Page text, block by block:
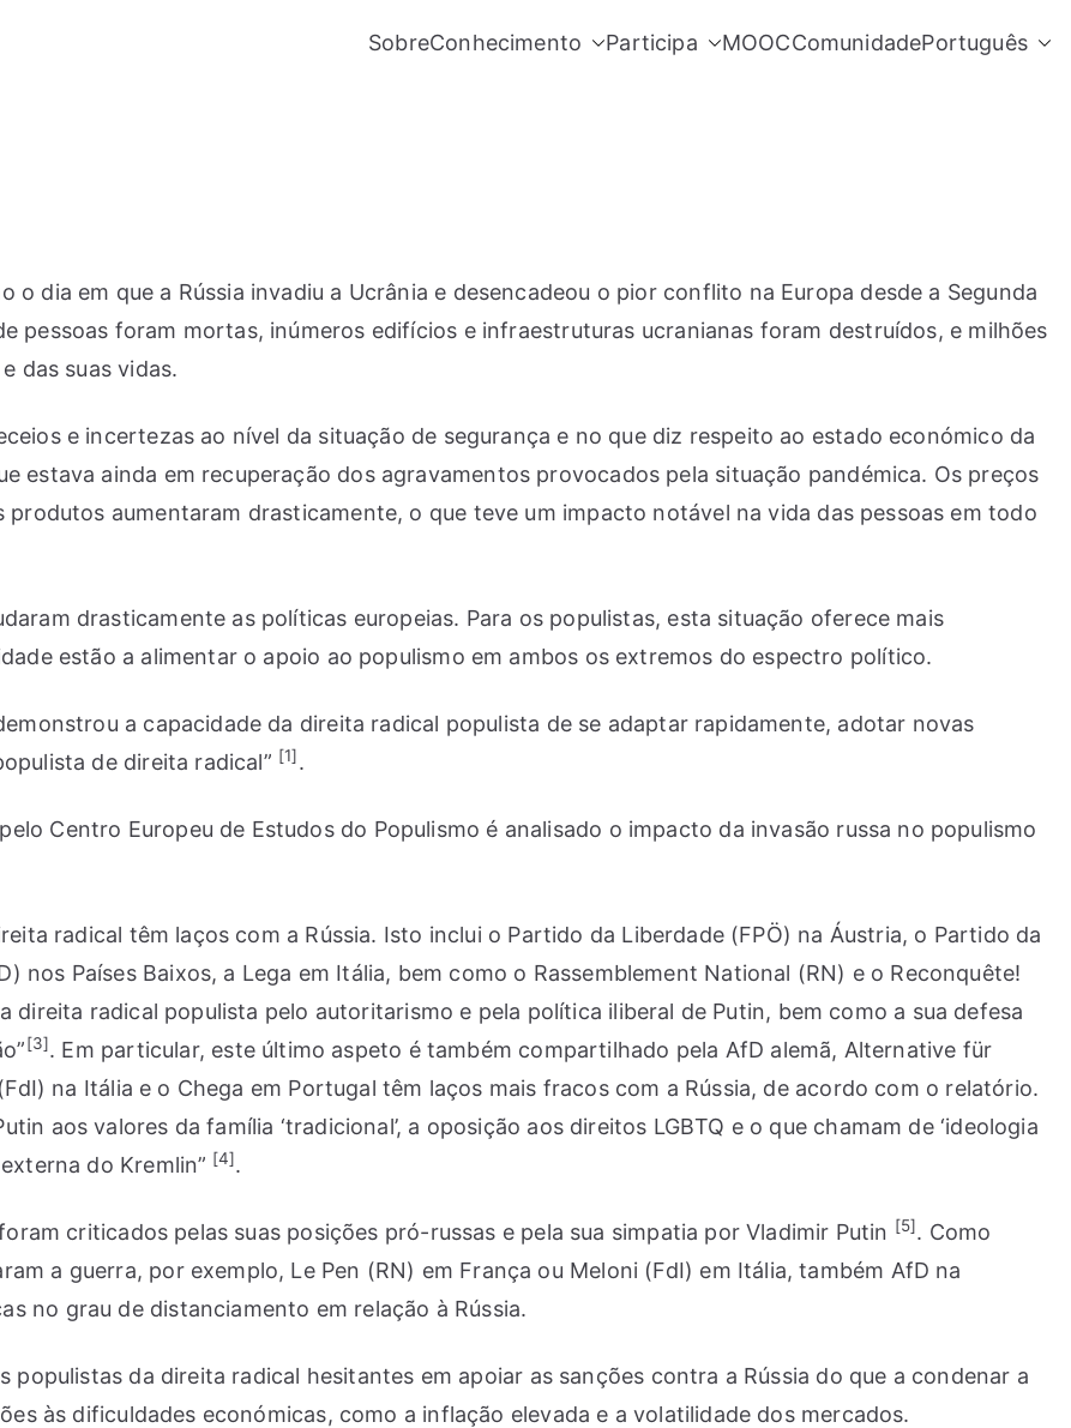
SobreConhecimento Participa MOOCComunidadePortuguês
dia em que a Rússia invadiu a Ucrânia e desencadeou o pior conflito na Europa desde a Segunda
pessoas foram mortas, inúmeros edifícios e infraestruturas ucranianas foram destruídos, e milhões
das suas vidas.
e incertezas ao nível da situação de segurança e no que diz respeito ao estado económico da
estava ainda em recuperação dos agravamentos provocados pela situação pandémica. Os preços
aumentaram drasticamente, o que teve um impacto notável na vida das pessoas em todo
drasticamente as políticas europeias. Para os populistas, esta situação oferece mais
estão a alimentar o apoio ao populismo em ambos os extremos do espectro político.
a capacidade da direita radical populista de se adaptar rapidamente, adotar novas
de direita radical” [1].
Centro Europeu de Estudos do Populismo é analisado o impacto da invasão russa no populismo
radical têm laços com a Rússia. Isto inclui o Partido da Liberdade (FPÖ) na Áustria, o Partido da
nos Países Baixos, a Lega em Itália, bem como o Rassemblement National (RN) e o Reconquête!
direita radical populista pelo autoritarismo e pela política iliberal de Putin, bem como a sua defesa
[3]. Em particular, este último aspeto é também compartilhado pela AfD alemã, Alternative für
na Itália e o Chega em Portugal têm laços mais fracos com a Rússia, de acordo com o relatório.
aos valores da família ‘tradicional’, a oposição aos direitos LGBTQ e o que chamam de ‘ideologia
do Kremlin” [4].
criticados pelas suas posições pró-russas e pela sua simpatia por Vladimir Putin [5]. Como
a guerra, por exemplo, Le Pen (RN) em França ou Meloni (FdI) em Itália, também AfD na
no grau de distanciamento em relação à Rússia.
da direita radical hesitantes em apoiar as sanções contra a Rússia do que a condenar a
às dificuldades económicas, como a inflação elevada e a volatilidade dos mercados.